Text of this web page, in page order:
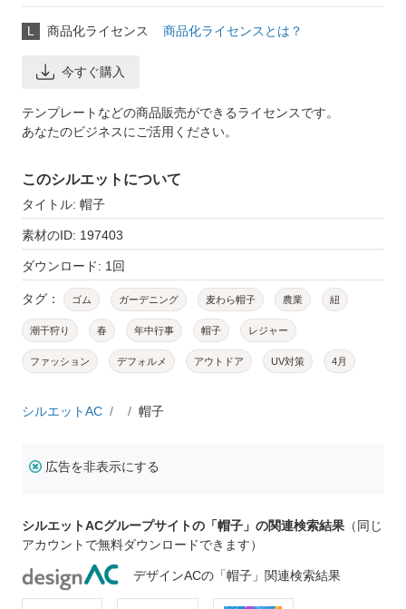
L 商品化ライセンス 商品化ライセンスとは？
今すぐ購入
テンプレートなどの商品販売ができるライセンスです。
あなたのビジネスにご活用ください。
このシルエットについて
タイトル: 帽子
素材のID: 197403
ダウンロード: 1回
タグ： ゴム ガーデニング 麦わら帽子 農業 紐
潮干狩り 春 年中行事 帽子 レジャー
ファッション デフォルメ アウトドア UV対策 4月
シルエットAC 帽子
広告を非表示にする
シルエットACグループサイトの「帽子」の関連検索結果 （同じ
アカウントで無料ダウンロードできます）
デザインACの「帽子」関連検索結果